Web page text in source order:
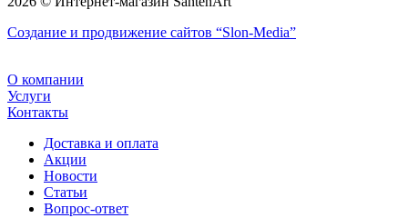
Создание и продвижение сайтов “Slon-Media”
О компании
Услуги
Контакты
Доставка и оплата
Акции
Новости
Статьи
Вопрос-ответ